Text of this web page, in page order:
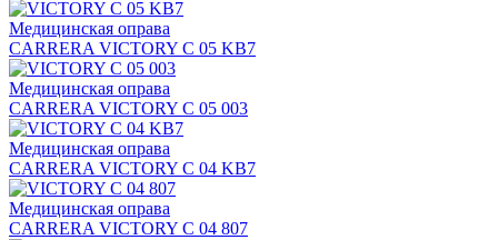
Медицинская оправа
CARRERA VICTORY C 05 KB7
Медицинская оправа
CARRERA VICTORY C 05 003
Медицинская оправа
CARRERA VICTORY C 04 KB7
Медицинская оправа
CARRERA VICTORY C 04 807